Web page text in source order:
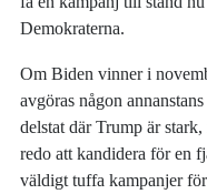
Demokraterna.
Om Biden vinner i
avgöras någon
delstat där Trump är
redo att kandidera för en
väldigt tuffa kampanjer